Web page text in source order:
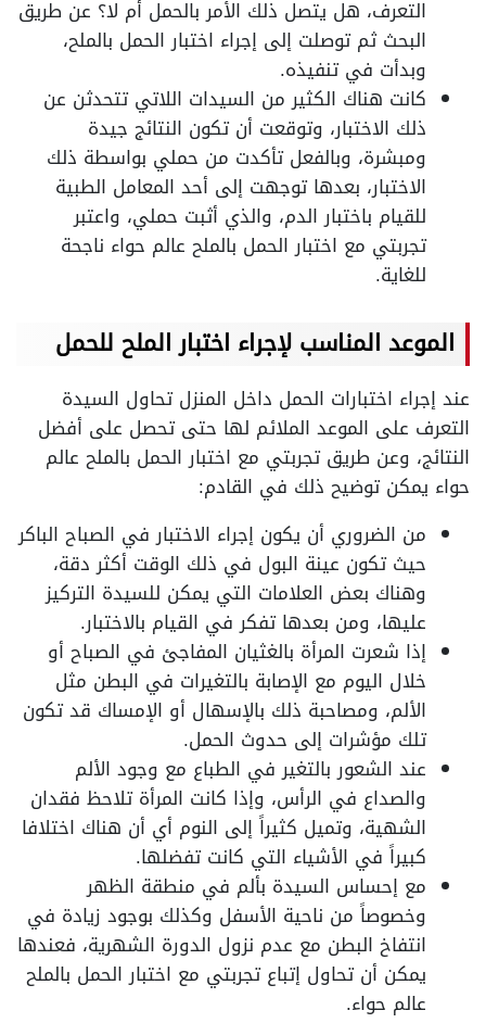
التعرف، هل يتصل ذلك الأمر بالحمل أم لا؟ عن طريق
البحث ثم توصلت إلى إجراء اختبار الحمل بالملح،
وبدأت في تنفيذه.
كانت هناك الكثير من السيدات اللاتي تتحدثن عن
ذلك الاختبار، وتوقعت أن تكون النتائج جيدة
ومبشرة، وبالفعل تأكدت من حملي بواسطة ذلك
الاختبار، بعدها توجهت إلى أحد المعامل الطبية
للقيام باختبار الدم، والذي أثبت حملي، واعتبر
تجربتي مع اختبار الحمل بالملح عالم حواء ناجحة
للغاية.
الموعد المناسب لإجراء اختبار الملح للحمل
عند إجراء اختبارات الحمل داخل المنزل تحاول السيدة
التعرف على الموعد الملائم لها حتى تحصل على أفضل
النتائج، وعن طريق تجربتي مع اختبار الحمل بالملح عالم
حواء يمكن توضيح ذلك في القادم:
من الضروري أن يكون إجراء الاختبار في الصباح الباكر
حيث تكون عينة البول في ذلك الوقت أكثر دقة،
وهناك بعض العلامات التي يمكن للسيدة التركيز
عليها، ومن بعدها تفكر في القيام بالاختبار.
إذا شعرت المرأة بالغثيان المفاجئ في الصباح أو
خلال اليوم مع الإصابة بالتغيرات في البطن مثل
الألم، ومصاحبة ذلك بالإسهال أو الإمساك قد تكون
تلك مؤشرات إلى حدوث الحمل.
عند الشعور بالتغير في الطباع مع وجود الألم
والصداع في الرأس، وإذا كانت المرأة تلاحظ فقدان
الشهية، وتميل كثيراً إلى النوم أي أن هناك اختلافا
كبيراً في الأشياء التي كانت تفضلها.
مع إحساس السيدة بألم في منطقة الظهر
وخصوصاً من ناحية الأسفل وكذلك بوجود زيادة في
انتفاخ البطن مع عدم نزول الدورة الشهرية، فعندها
يمكن أن تحاول إتباع تجربتي مع اختبار الحمل بالملح
عالم حواء.